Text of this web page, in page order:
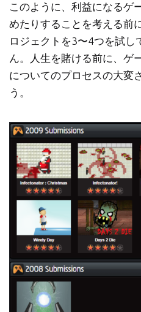
このように、利益になるゲ
めたりすることを考える前
ロジェクトを3〜4つを試し
ん。人生を賭ける前に、ゲ
についてのプロセスの大変
う。